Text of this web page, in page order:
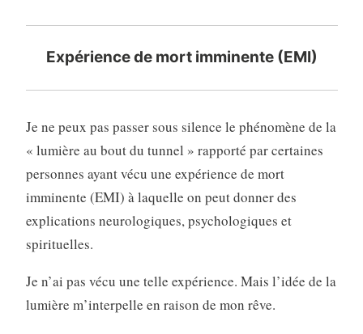
Expérience de mort imminente (EMI)
Je ne peux pas passer sous silence le phénomène de la
« lumière au bout du tunnel » rapporté par certaines
personnes ayant vécu une expérience de mort
imminente (EMI) à laquelle on peut donner des
explications neurologiques, psychologiques et
spirituelles.
Je n’ai pas vécu une telle expérience. Mais l’idée de la
lumière m’interpelle en raison de mon rêve.